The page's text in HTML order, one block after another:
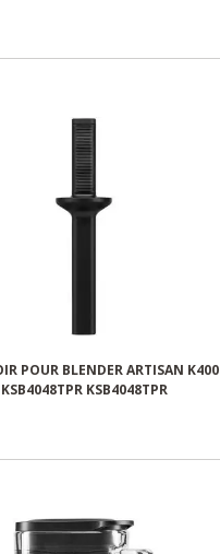
POUR BLENDER ARTISAN K400
KSB4048TPR KSB4048TPR